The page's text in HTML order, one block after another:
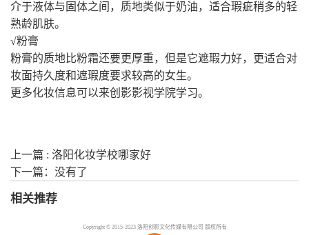
介于液体与固体之间，质地类似于奶油，适合瑕疵稍多的轻
熟龄肌肤。
√粉膏
粉膏的质地比粉霜还要更厚重，但是它遮瑕力好，更适合对
妆面持久度和遮瑕度要求较高的女生。
更多化妆信息可以来创影影视学院学习。
上一篇 : 洛阳化妆学校哪家好
下一篇：没有了
相关推荐
Copyright © 2015-2023 洛阳创影文化传媒有限公司 版权所有